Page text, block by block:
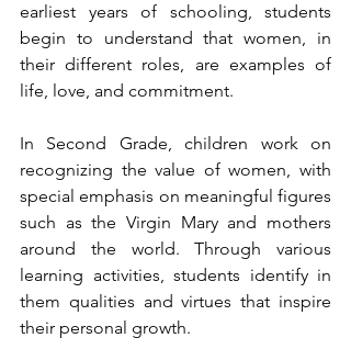
earliest years of schooling, students
begin to understand that women, in
their different roles, are examples of
life, love, and commitment.
In Second Grade, children work on
recognizing the value of women, with
special emphasis on meaningful figures
such as the Virgin Mary and mothers
around the world. Through various
learning activities, students identify in
them qualities and virtues that inspire
their personal growth.